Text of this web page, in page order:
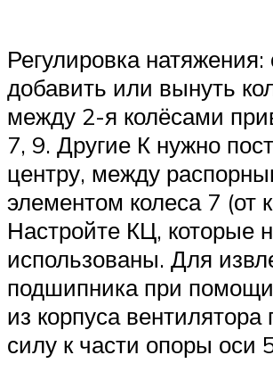
Регулировка натяжения:
добавить или вынуть
между 2-я колёсами
7, 9. Другие К нужно
центру, между
элементом колеса 7 (от
Настройте КЦ, которые
использованы. Для
подшипника при
из корпуса
силу к части опоры оси